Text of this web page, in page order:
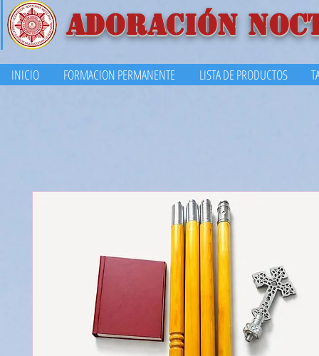
ADORACIÓN
INICIO FORMACION PERMANENTE LISTA DE PRODUCTOS